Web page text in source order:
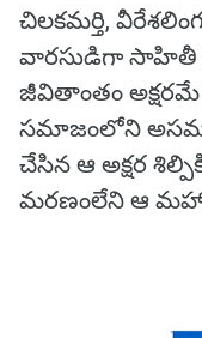
చిలకమర్తి,
వారసుడిగా సాహితీ
జీవితాంతం
సమాజంలోని
చేసిన ఆ అక్షర
మరణంలేని ఆ